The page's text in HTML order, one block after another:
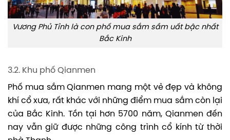
Vương Phủ Tỉnh là con phố mua sắm sầm uất bậc nhất
Bắc Kinh
3.2. Khu phố Qianmen
Phố mua sắm Qianmen mang một vẻ đẹp và không
khí cổ xưa, rất khác với những điểm mua sắm còn lại
của Bắc Kinh. Tồn tại hơn 5700 năm, Qianmen đến
nay vẫn giữ được những công trình cổ kính từ thời